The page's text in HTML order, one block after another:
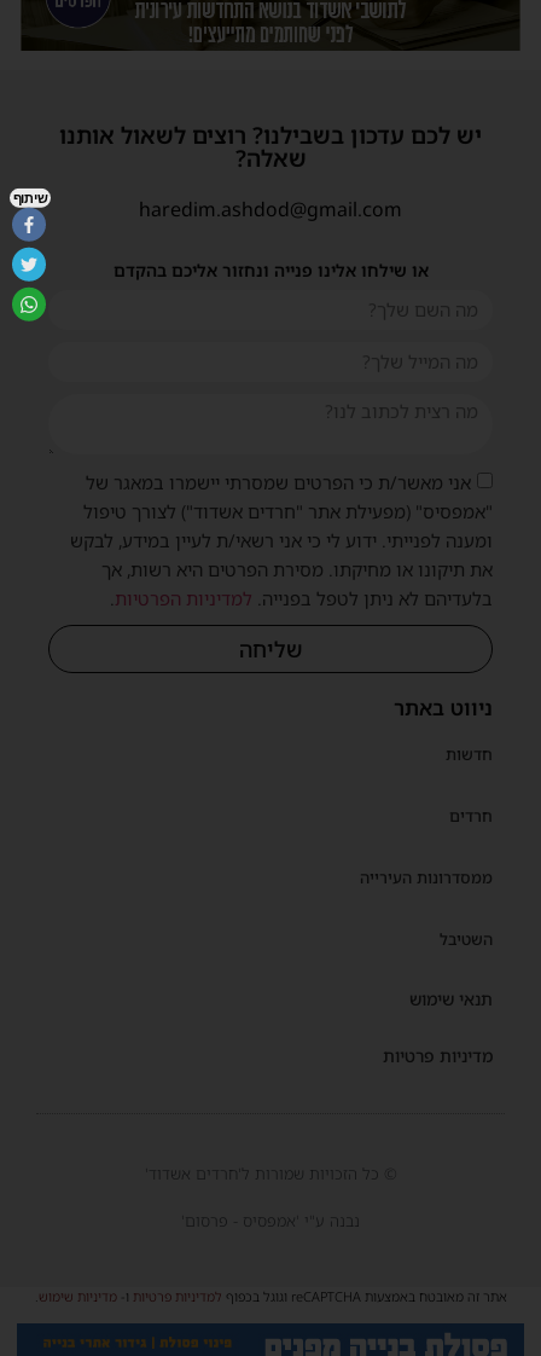
ניווט באתר
חדשות
חרדים
ממסדרונות העירייה
השטיבל
תנאי שימוש
מדיניות פרטיות
יש לכם עדכון בשבילנו? רוצים לשאול אותנו
שאלה?
haredim.ashdod@gmail.com
או שילחו אלינו פנייה ונחזור אליכם בהקדם
אני מאשר/ת כי הפרטים שמסרתי יישמרו במאגר של
"אמפסיס" (מפעילת אתר "חרדים אשדוד") לצורך טיפול
ומענה לפנייתי. ידוע לי כי אני רשאי/ת לעיין במידע, לבקש
את תיקונו או מחיקתו. מסירת הפרטים היא רשות, אך
בלעדיהם לא ניתן לטפל בפנייה. למדיניות הפרטיות.
שליחה
© כל הזכויות שמורות ל'חרדים אשדוד'
נבנה ע"י 'אמפסיס - פרסום'
אתר זה מאובטח באמצעות reCAPTCHA וגוגל בכפוף למדיניות פרטיות ו-מדיניות שימוש
שיתוף